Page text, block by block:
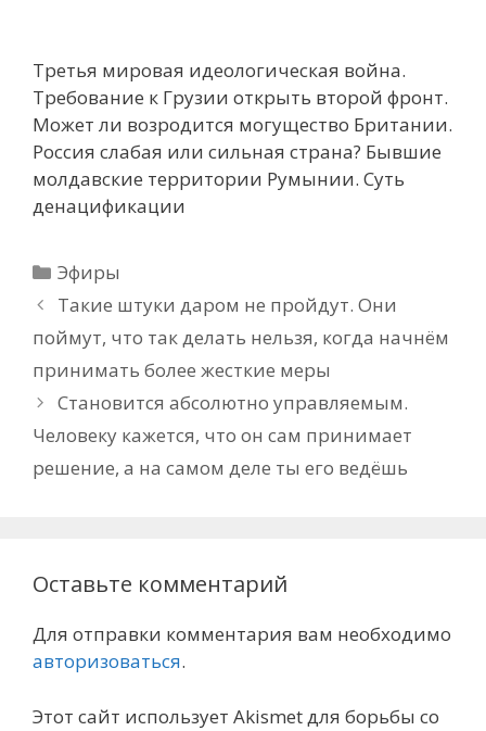
Третья мировая идеологическая война.
Требование к Грузии открыть второй фронт.
Может ли возродится могущество Британии.
Россия слабая или сильная страна? Бывшие
молдавские территории Румынии. Суть
денацификации
Рубрики
Эфиры
Такие штуки даром не пройдут. Они
поймут, что так делать нельзя, когда начнём
принимать более жесткие меры
Становится абсолютно управляемым.
Человеку кажется, что он сам принимает
решение, а на самом деле ты его ведёшь
Оставьте комментарий
Для отправки комментария вам необходимо
авторизоваться.
Этот сайт использует Akismet для борьбы со